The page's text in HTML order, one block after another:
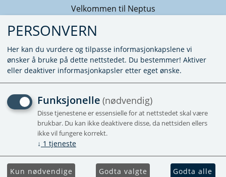
Velkommen til Neptus
PAKNINGSSETT /
TETNINGSSATS COMBI D
PERSONVERN
Her kan du vurdere og tilpasse informasjonkapslene vi
ønsker å bruke på dette nettstedet. Du bestemmer! Aktiver
eller deaktiver informasjonkapsler etter eget ønske.
Funksjonelle (nødvendig)
Disse tjenestene er essensielle for at nettstedet skal være
brukbar. Du kan ikke deaktivere disse, da nettsiden ellers
ikke vil fungere korrekt.
↓ 1 tjeneste
Kun nødvendige Godta valgte Godta alle